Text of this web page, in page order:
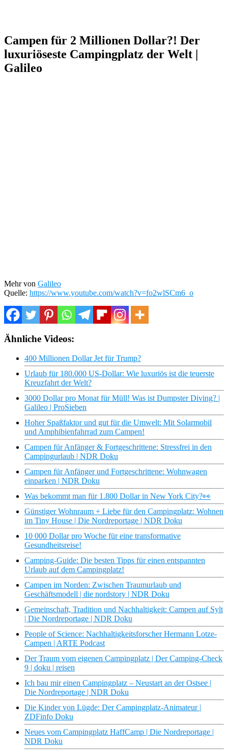
Campen für 2 Millionen Dollar?! Der
luxuriöseste Campingplatz der Welt |
Galileo
Mehr von Galileo
Quelle: https://www.youtube.com/watch?v=fo2wlSCm6_o
Ähnliche Videos:
400 Millionen Dollar Jet für Trump?
Urlaub für 180.000 US-Dollar: Wie luxuriös ist die teuerste
Kreuzfahrt der Welt?
3000 Dollar pro Monat für Müll! Was ist Dumpster Diving? |
Galileo | ProSieben
Hoher Spaßfaktor und gut für die Umwelt: Mit Solarmobil
und Amphibienfahrrad zum Campen!
Campen für Anfänger & Fortgeschrittene: Stressfrei in den
Campingurlaub | NDR Doku
Campen für Anfänger und Fortgeschrittene: Wohnwagen
einparken | NDR Doku
Was bekommt man für 1.800 Dollar in New York City?👀
Günstiger Wohnraum + Liebe für den Campingplatz: Wohnen
im Tiny House | Die Nordreportage | NDR Doku
10 000 Dollar pro Woche für eine transformative
Gesundheitsreise!
Camping-Guide: Die besten Tipps für einen entspannten
Urlaub auf dem Campingplatz!
Campen im Norden: Zwischen Traumurlaub und
Geschäftsmodell | die nordstory | NDR Doku
Gemeinschaft, Tradition und Nachhaltigkeit: Campen auf Sylt
| Die Nordreportage | NDR Doku
People of Science: Nachhaltigkeitsforscher Hermann Lotze-
Campen | ARTE Podcast
Der Traum vom eigenen Campingplatz | Der Camping-Check
9 | doku | reisen
Ich bau mir einen Campingplatz – Neustart an der Ostsee |
Die Nordreportage | NDR Doku
Die Kinder von Lügde: Der Campingplatz-Animateur |
ZDFinfo Doku
Neues vom Campingplatz HaffCamp | Die Nordreportage |
NDR Doku